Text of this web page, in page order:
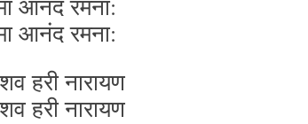
आनंद रमना:
आनंद रमना:
हरी नारायण
हरी नारायण